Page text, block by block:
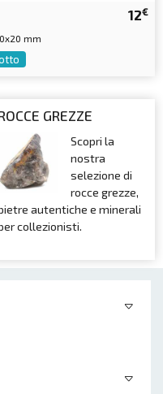
12€
mm
GREZZE
Scopri la
nostra
selezione di
rocce grezze,
autentiche e minerali
collezionisti.